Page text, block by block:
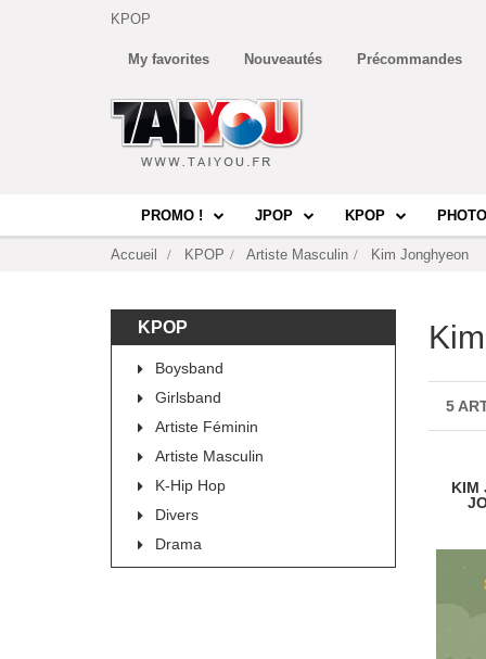
KPOP
My favorites Nouveautés Précommandes
PROMO ! JPOP KPOP
Accueil KPOP Artiste Masculin Kim Jonghyeon
KPOP
Boysband
Girlsband
Artiste Féminin
Artiste Masculin
K-Hip Hop
Divers
Drama
5
KIM